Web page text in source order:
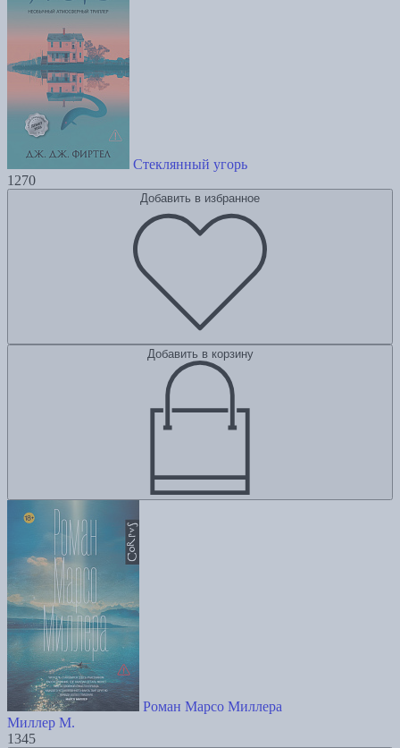
Стеклянный угорь
1270
Добавить в избранное
Добавить в корзину
Роман Марсо Миллера
Миллер М.
1345